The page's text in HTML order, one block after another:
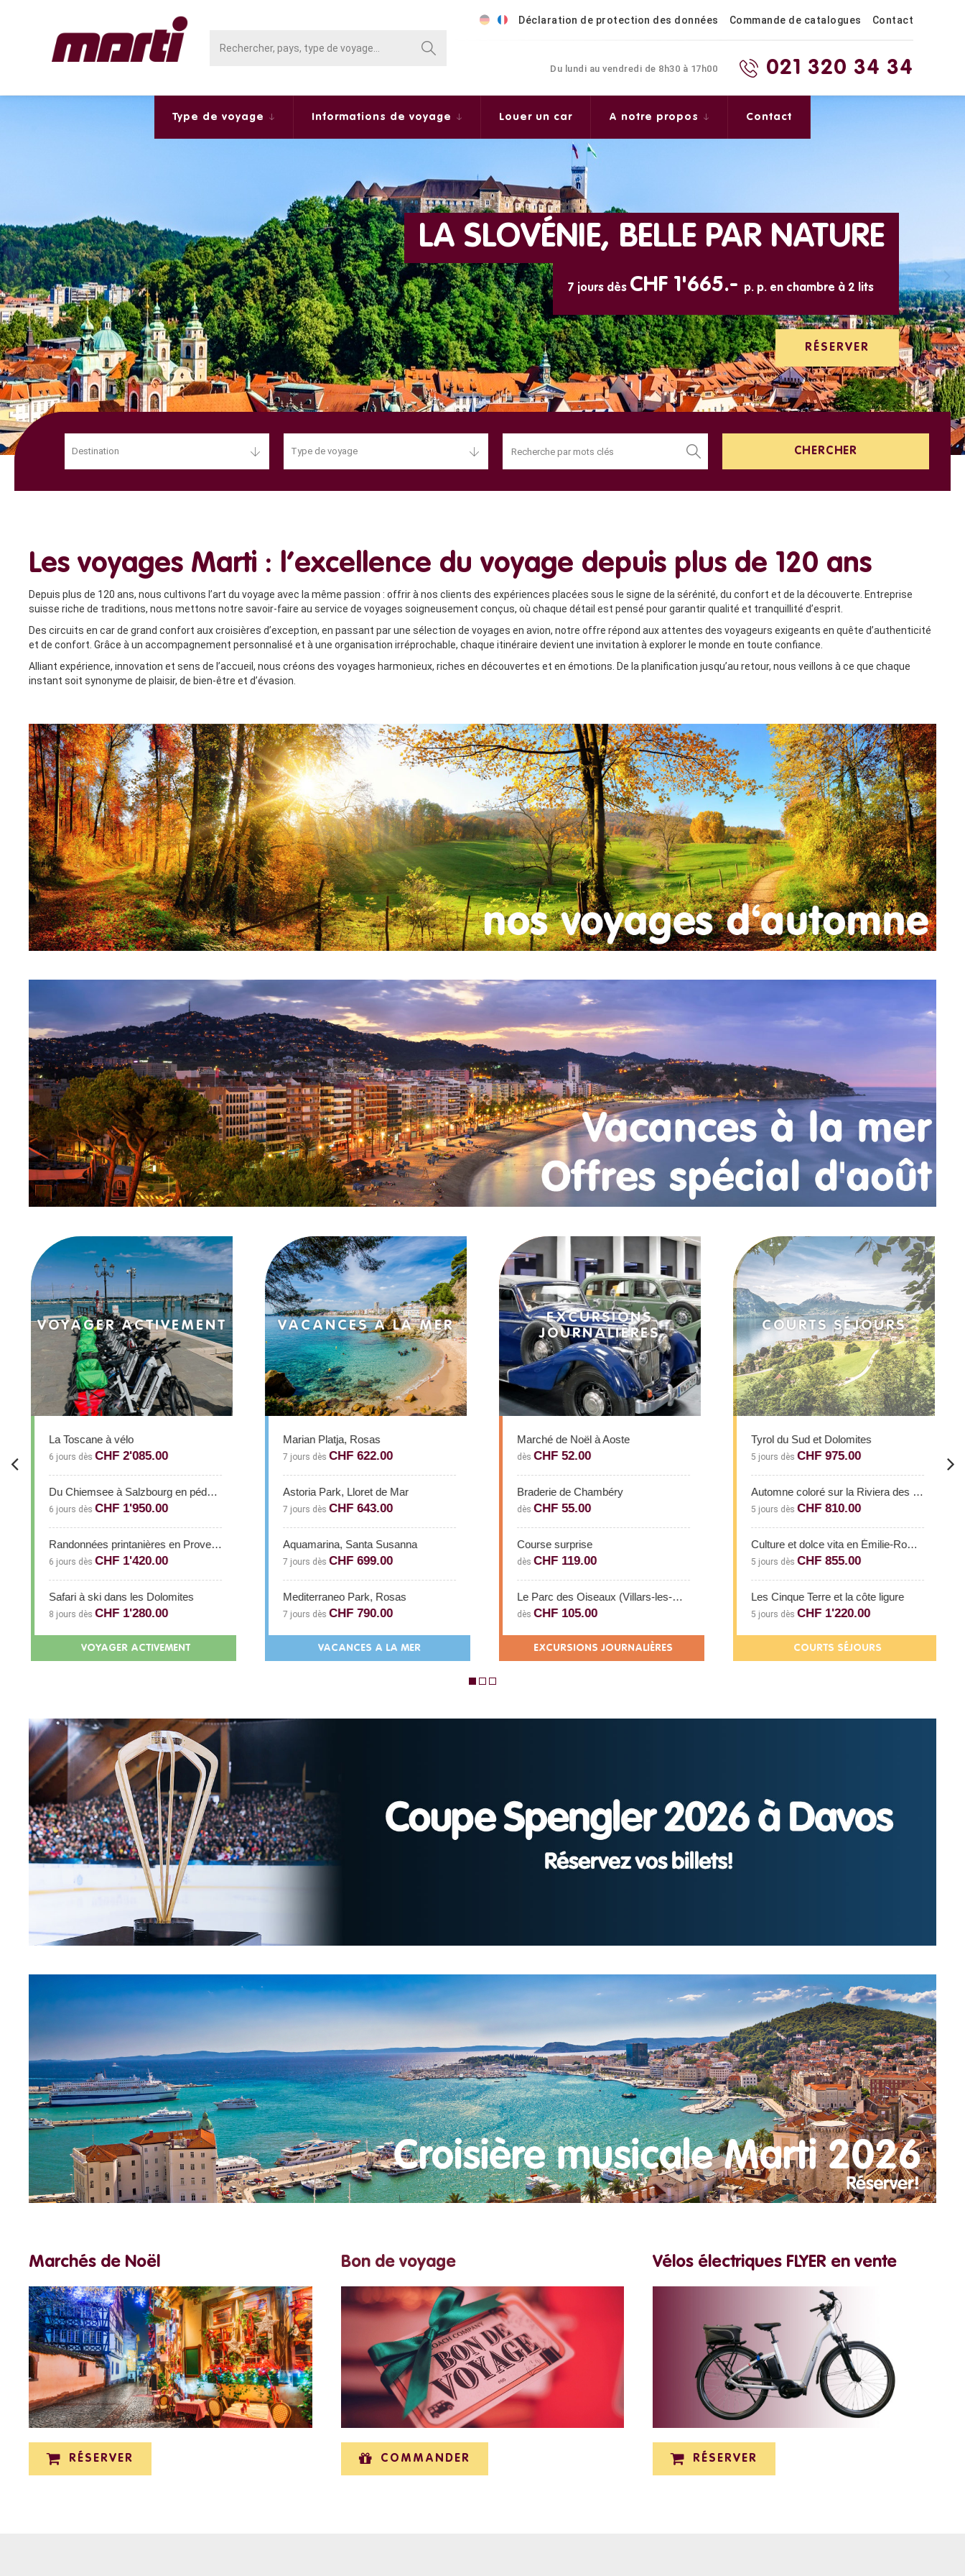
Déclaration de protection des données Commande de catalogues Contact
Du lundi au vendredi de 8h30 à 17h00 021 320 34 34
Type de voyage Informations de voyage Louer un car A notre propos Contact
LA SLOVÉNIE, BELLE PAR NATURE
7 jours dès CHF 1'665.- p. p. en chambre à 2 lits
RÉSERVER
Destination Type de voyage
Les voyages Marti : l’excellence du voyage depuis plus de 120 ans
Depuis plus de 120 ans, nous cultivons l’art du voyage avec la même passion : offrir à nos clients des expériences placées sous le signe de la sérénité, du confort et de la découverte. Entreprise
suisse riche de traditions, nous mettons notre savoir-faire au service de voyages soigneusement conçus, où chaque détail est pensé pour garantir qualité et tranquillité d’esprit.
Des circuits en car de grand confort aux croisières d’exception, en passant par une sélection de voyages en avion, notre offre répond aux attentes des voyageurs exigeants en quête d’authenticité
et de confort. Grâce à un accompagnement personnalisé et à une organisation irréprochable, chaque itinéraire devient une invitation à explorer le monde en toute confiance.
Alliant expérience, innovation et sens de l’accueil, nous créons des voyages harmonieux, riches en découvertes et en émotions. De la planification jusqu’au retour, nous veillons à ce que chaque
instant soit synonyme de plaisir, de bien-être et d’évasion.
VOYAGER ACTIVEMENT
La Toscane à vélo
6 jours dès CHF 2'085.00
Du Chiemsee à Salzbourg en pédalant
6 jours dès CHF 1'950.00
Randonnées printanières en Provence
6 jours dès CHF 1'420.00
Safari à ski dans les Dolomites
8 jours dès CHF 1'280.00
VOYAGER ACTIVEMENT
VACANCES A LA MER
Marian Platja, Rosas
7 jours dès CHF 622.00
Astoria Park, Lloret de Mar
7 jours dès CHF 643.00
Aquamarina, Santa Susanna
7 jours dès CHF 699.00
Mediterraneo Park, Rosas
7 jours dès CHF 790.00
VACANCES A LA MER
EXCURSIONS
JOURNALIÈRES
Marché de Noël à Aoste
dèsCHF 52.00
Braderie de Chambéry
dèsCHF 55.00
Course surprise
dèsCHF 119.00
Le Parc des Oiseaux (Villars-les-Dombes)
dèsCHF 105.00
EXCURSIONS JOURNALIÈRES
COURTS SÉJOURS
Tyrol du Sud et Dolomites
5 jours dèsCHF 975.00
Automne coloré sur la Riviera des Fleurs
5 jours dèsCHF 810.00
Culture et dolce vita en Émilie-Romagne
5 jours dèsCHF 855.00
Les Cinque Terre et la côte ligure
5 jours dèsCHF 1'220.00
COURTS SÉJOURS
Marchés de Noël
RÉSERVER
Bon de voyage
COMMANDER
Vélos électriques FLYER en vente
RÉSERVER